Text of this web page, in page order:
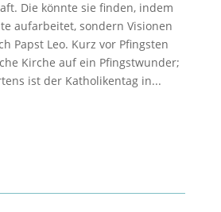
Die könnte sie finden, indem
aufarbeitet, sondern Visionen
Papst Leo. Kurz vor Pfingsten
Kirche auf ein Pfingstwunder;
ist der Katholikentag in...